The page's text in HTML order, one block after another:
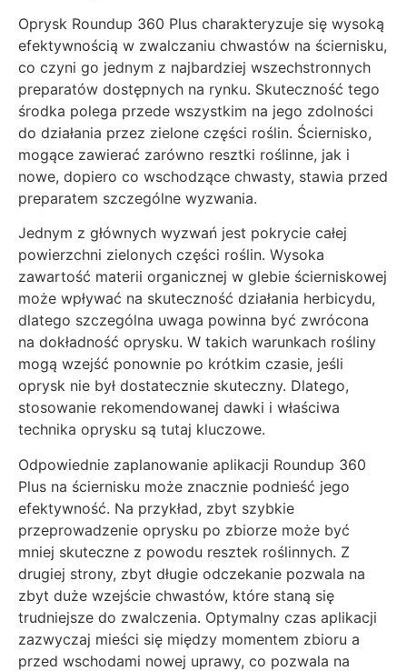
Oprysk Roundup 360 Plus charakteryzuje się wysoką
efektywnością w zwalczaniu chwastów na ściernisku,
co czyni go jednym z najbardziej wszechstronnych
preparatów dostępnych na rynku. Skuteczność tego
środka polega przede wszystkim na jego zdolności
do działania przez zielone części roślin. Ściernisko,
mogące zawierać zarówno resztki roślinne, jak i
nowe, dopiero co wschodzące chwasty, stawia przed
preparatem szczególne wyzwania.
Jednym z głównych wyzwań jest pokrycie całej
powierzchni zielonych części roślin. Wysoka
zawartość materii organicznej w glebie ścierniskowej
może wpływać na skuteczność działania herbicydu,
dlatego szczególna uwaga powinna być zwrócona
na dokładność oprysku. W takich warunkach rośliny
mogą wzejść ponownie po krótkim czasie, jeśli
oprysk nie był dostatecznie skuteczny. Dlatego,
stosowanie rekomendowanej dawki i właściwa
technika oprysku są tutaj kluczowe.
Odpowiednie zaplanowanie aplikacji Roundup 360
Plus na ściernisku może znacznie podnieść jego
efektywność. Na przykład, zbyt szybkie
przeprowadzenie oprysku po zbiorze może być
mniej skuteczne z powodu resztek roślinnych. Z
drugiej strony, zbyt długie odczekanie pozwala na
zbyt duże wzejście chwastów, które staną się
trudniejsze do zwalczenia. Optymalny czas aplikacji
zazwyczaj mieści się między momentem zbioru a
przed wschodami nowej uprawy, co pozwala na